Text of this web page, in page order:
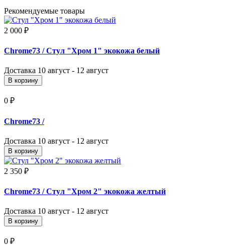
Рекомендуемые товары
2 000 ₽
Chrome73 / Стул "Хром 1" экокожа белый
Доставка 10 август - 12 август
В корзину
0 ₽
Chrome73 /
Доставка 10 август - 12 август
В корзину
2 350 ₽
Chrome73 / Стул "Хром 2" экокожа желтый
Доставка 10 август - 12 август
В корзину
0 ₽